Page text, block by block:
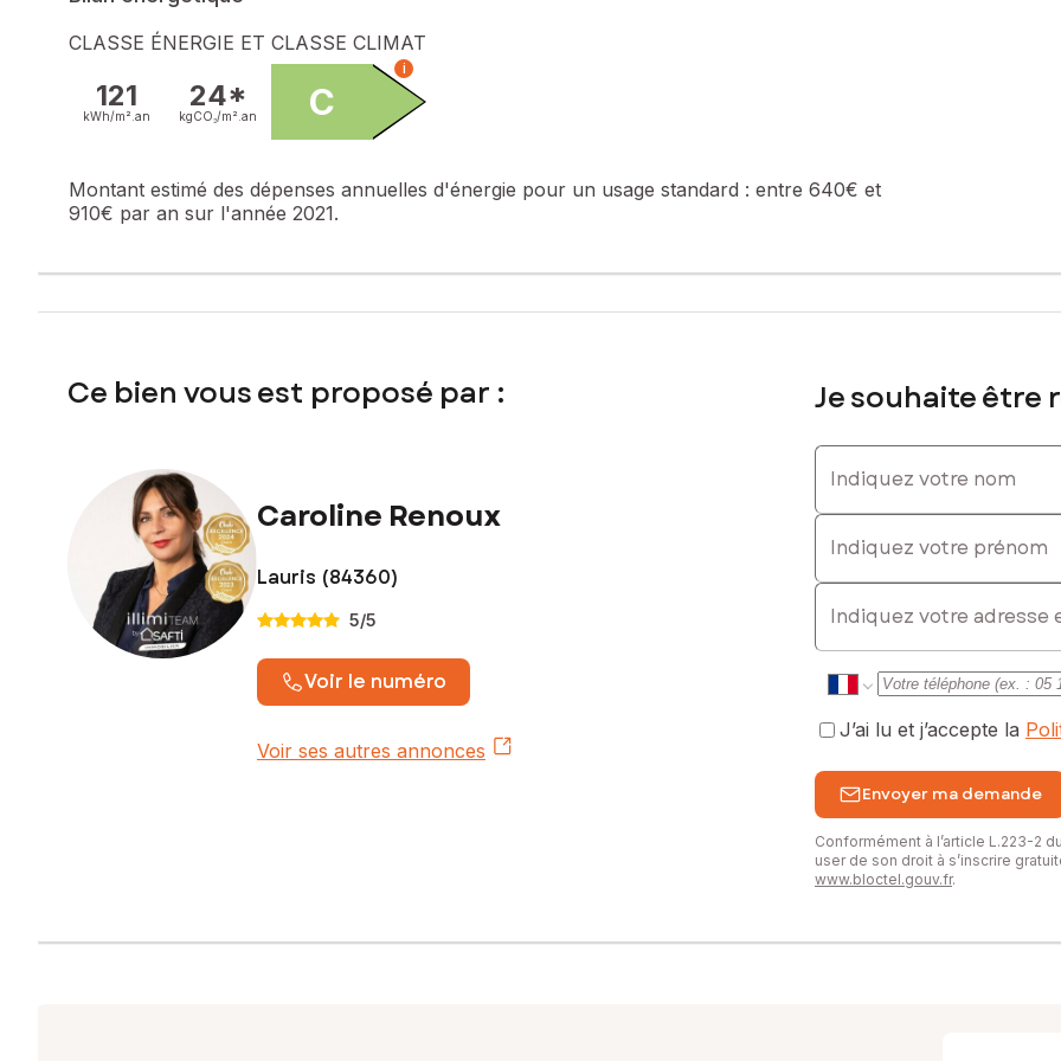
Le bien comprend 7 lots, et il est situé dans une copropriété de 80 lots (les charges courantes annuelles moyennes de
pas l'objet d'une procédure citée à l'article L. 721-1 du code de la construction et de l'habitation).
Les informations sur les risques auxquels ce bien est exposé sont disponibles sur le site Géorisques : www.georisques.gouv.fr
Prix de vente : 550 000 €
Contactez votre conseiller SAFTI : Caroline RENOUX, Tél. : 0627724215, E-mail : caroline.renoux@safti.fr - EI - Agent
CLASSE ÉNERGIE ET CLASSE CLIMAT
121
kWh/m². an
24*
kgCO₂/m². an C
i
Montant estimé des dépenses annuelles d'énergie pour un usage standard : entre 640€ et
910€ par an sur l'année 2021.
Ce bien vous est proposé par :
Caroline Renoux
Lauris (84360)
5/5
Voir le numéro
Voir ses autres annonces
Je souhaite être
Indiquez votre nom
Indiquez votre prénom
E-mail
J’ai lu et j’accepte la
Envoyer ma demande
Conformément à l’article L.223-2
user de son droit à s’inscrire
www.bloctel.gouv.fr.